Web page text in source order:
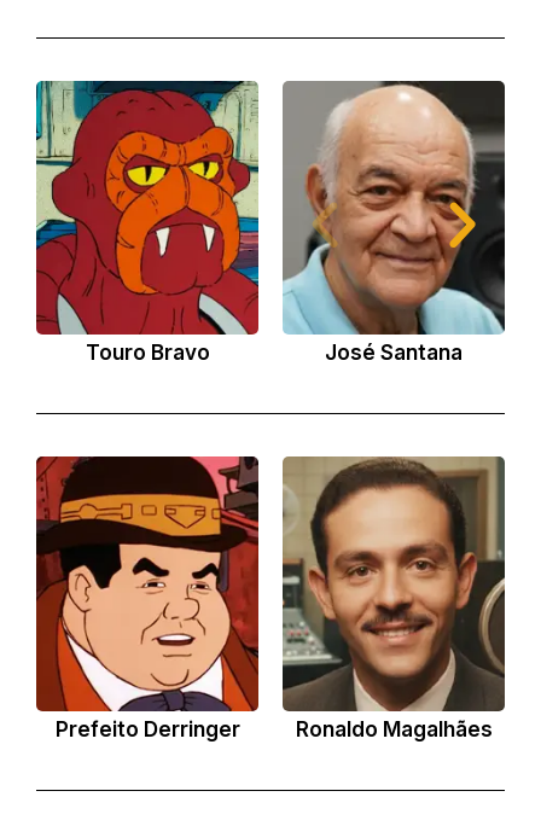
Touro Bravo José Santana
Prefeito Derringer Ronaldo Magalhães